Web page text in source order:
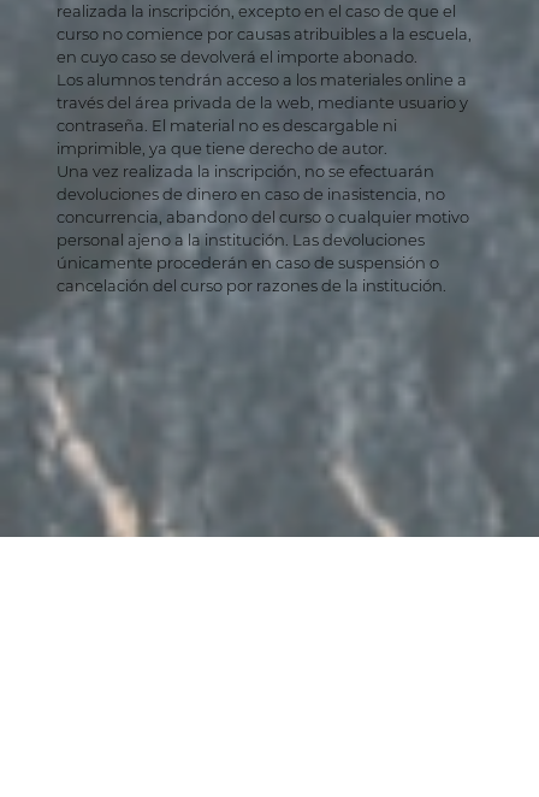
realizada la inscripción, excepto en el caso de que el
curso no comience por causas atribuibles a la escuela,
en cuyo caso se devolverá el importe abonado.
Los alumnos tendrán acceso a los materiales online a
través del área privada de la web, mediante usuario y
contraseña. El material no es descargable ni
imprimible, ya que tiene derecho de autor.
Una vez realizada la inscripción, no se efectuarán
devoluciones de dinero en caso de inasistencia, no
concurrencia, abandono del curso o cualquier motivo
personal ajeno a la institución. Las devoluciones
únicamente procederán en caso de suspensión o
cancelación del curso por razones de la institución.